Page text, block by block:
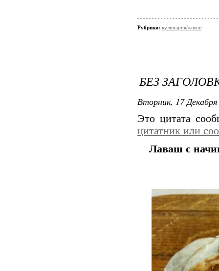
Рубрики: кулинария/лаваш
БЕЗ
Вторник, 17
Это цитата
цитатник или
Лаваш с